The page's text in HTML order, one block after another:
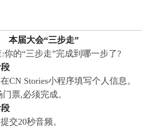
本届大会“三步走”
你的“三步走”完成到哪一步了?
CN Stories小程序填写个人信息。
票,必须完成。
交20秒音频。